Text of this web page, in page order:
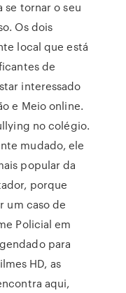
se tornar o seu
Os dois
local que está
de
interessado
e Meio online.
no colégio.
mudado, ele
popular da
porque
um caso de
Policial em
para
HD, as
aqui,